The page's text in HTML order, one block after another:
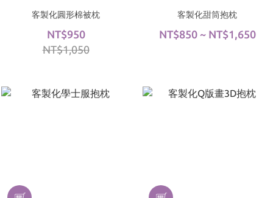
客製化圓形棉被枕
NT$950
NT$1,050
客製化甜筒抱枕
NT$850 ~ NT$1,650